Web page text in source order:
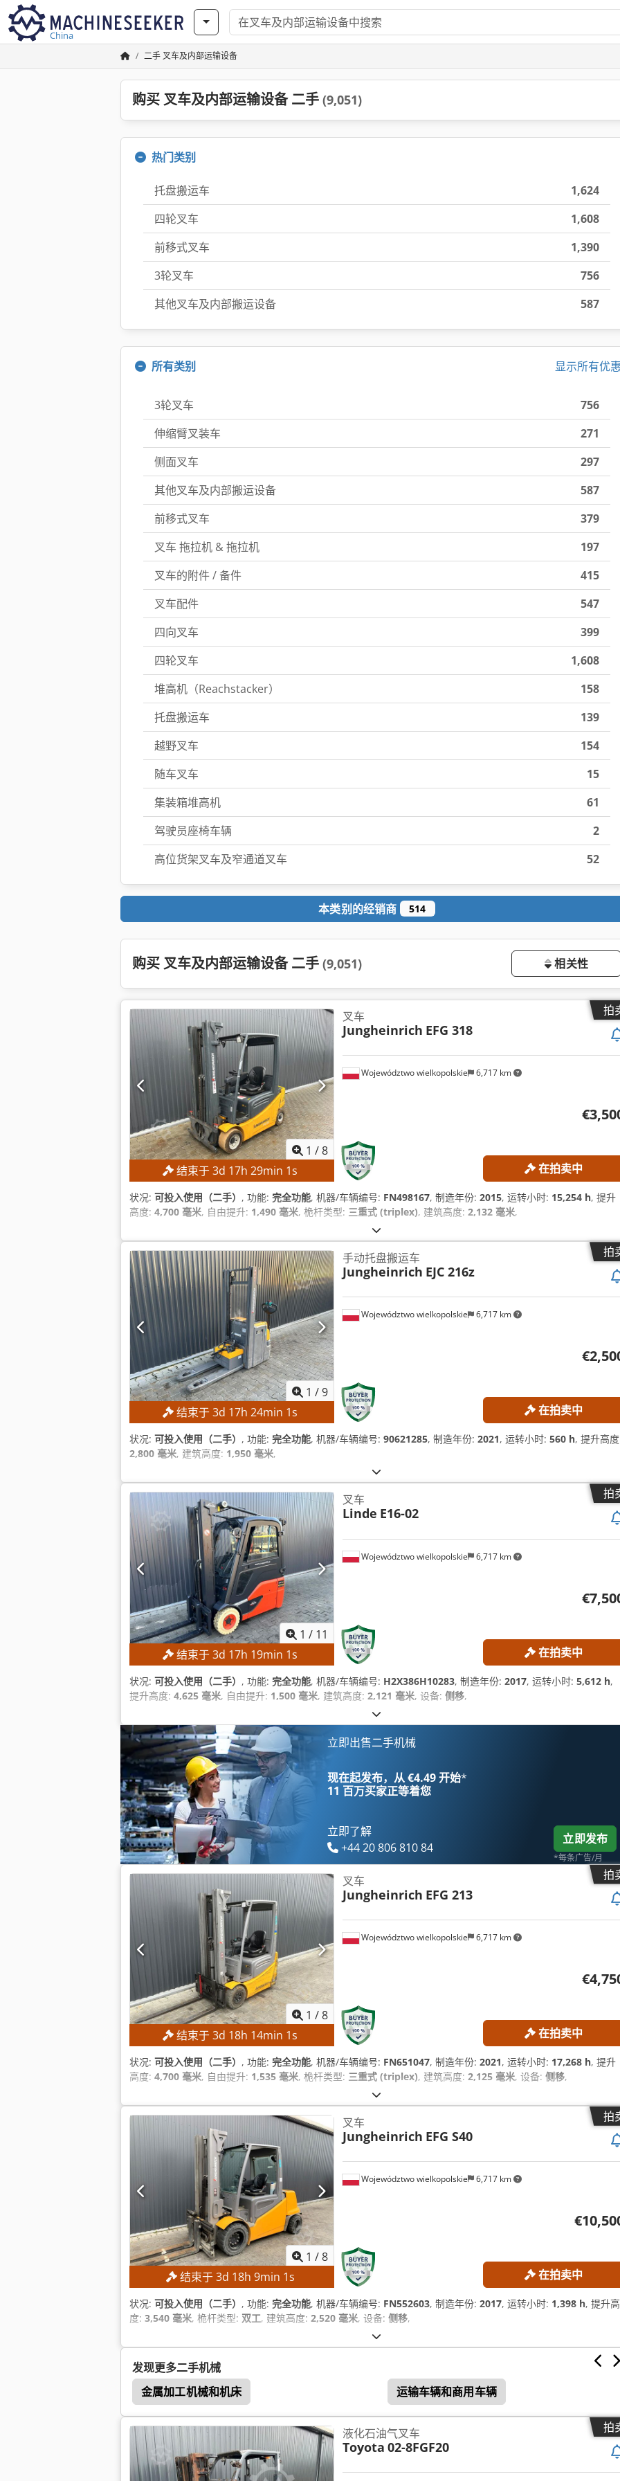
China
二手 叉车及内部运输设备
购买 叉车及内部运输设备 二手 (9,051)
热门类别
托盘搬运车
1,624
四轮叉车
1,608
前移式叉车
1,390
3轮叉车
756
其他叉车及内部搬运设备
587
所有类别 显示所有优
3轮叉车
756
伸缩臂叉装车
271
侧面叉车
297
其他叉车及内部搬运设备
587
前移式叉车
379
叉车 拖拉机 & 拖拉机
197
叉车的附件 / 备件
415
叉车配件
547
四向叉车
399
四轮叉车
1,608
堆高机（Reachstacker）
158
托盘搬运车
139
越野叉车
154
随车叉车
15
集装箱堆高机
61
驾驶员座椅车辆
2
高位货架叉车及窄通道叉车
52
本类别的经销商 514
购买 叉车及内部运输设备 二手 (9,051) 相关性
拍
1 /8
结束于3d 17h29min 0s
Województwo wielkopolskie 6,717 km
叉车
Jungheinrich EFG 318
在拍卖中
状况: 可投入使用（二手） , 功能: 完全功能, 机器/车辆编号: FN498167, 制造年份: 2015, 运转小时: 15,254 h, 提升
高度: 4,700 毫米, 自由提升: 1,490 毫米, 桅杆类型: 三重式 (triplex), 建筑高度: 2,132 毫米,
拍
1 /9
结束于3d 17h24min 0s
Województwo wielkopolskie 6,717 km
手动托盘搬运车
Jungheinrich EJC 216z
在拍卖中
状况: 可投入使用（二手） , 功能: 完全功能, 机器/车辆编号: 90621285, 制造年份: 2021, 运转小时: 560 h, 提升高
2,800 毫米, 建筑高度: 1,950 毫米,
拍
1 / 11
结束于3d 17h 19min 0s
Województwo wielkopolskie 6,717 km
叉车
Linde E16-02
在拍卖中
状况: 可投入使用（二手） , 功能: 完全功能, 机器/车辆编号: H2X386H10283, 制造年份: 2017, 运转小时: 5,612 h,
提升高度: 4,625 毫米, 自由提升: 1,500 毫米, 建筑高度: 2,121 毫米, 设备: 侧移,
立即出售二手机械
现在起发布，从 €4.49 开始*
11 百万买家正等着您
立即了解
+44 20 806 810 84
立即发布
*每条广告/月
拍
1 /8
结束于3d 18h 14min 0s
Województwo wielkopolskie 6,717 km
叉车
Jungheinrich EFG 213
在拍卖中
状况: 可投入使用（二手） , 功能: 完全功能, 机器/车辆编号: FN651047, 制造年份: 2021, 运转小时: 17,268 h, 提升
高度: 4,700 毫米, 自由提升: 1,535 毫米, 桅杆类型: 三重式 (triplex), 建筑高度: 2,125 毫米, 设备: 侧移,
拍
1 /8
结束于3d 18h 9min 0s
Województwo wielkopolskie 6,717 km
叉车
Jungheinrich EFG S40
在拍卖中
状况: 可投入使用（二手） , 功能: 完全功能, 机器/车辆编号: FN552603, 制造年份: 2017, 运转小时: 1,398 h, 提升高
度: 3,540 毫米, 桅杆类型: 双工, 建筑高度: 2,520 毫米, 设备: 侧移,
发现更多二手机械
金属加工机械和机床
运输车辆和商用车辆
拍
液化石油气叉车
Toyota 02-8FGF20